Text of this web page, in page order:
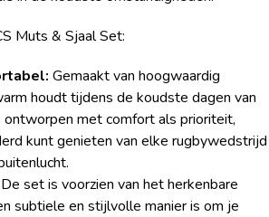
Muts & Sjaal Set:
Gemaakt van hoogwaardig
houdt tijdens de koudste dagen van
ontworpen met comfort als prioriteit,
kunt genieten van elke rugbywedstrijd
De set is voorzien van het herkenbare
subtiele en stijlvolle manier is om je